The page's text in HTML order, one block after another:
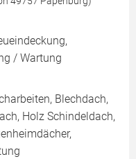
/ Wartung
Blechdach,
Holz Schindeldach,